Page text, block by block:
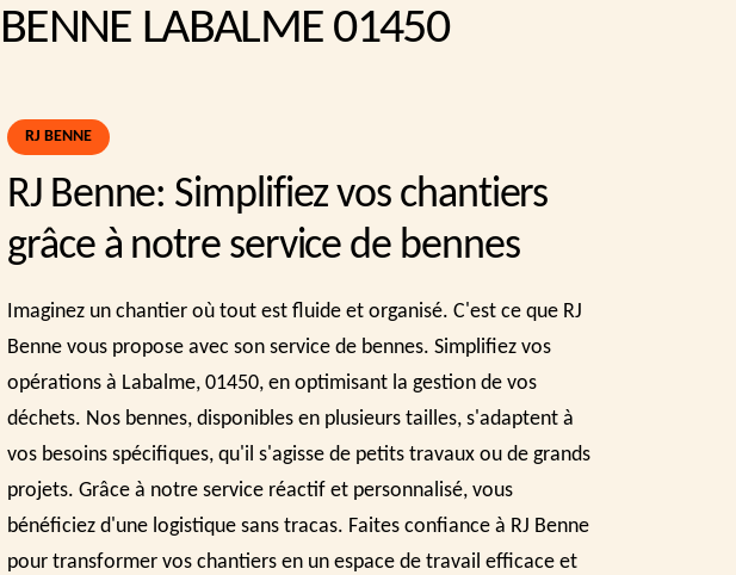
BENNE LABALME 01450
RJ BENNE
RJ Benne: Simplifiez vos chantiers
grâce à notre service de bennes
Imaginez un chantier où tout est fluide et organisé. C'est ce que RJ
Benne vous propose avec son service de bennes. Simplifiez vos
opérations à Labalme, 01450, en optimisant la gestion de vos
déchets. Nos bennes, disponibles en plusieurs tailles, s'adaptent à
vos besoins spécifiques, qu'il s'agisse de petits travaux ou de grands
projets. Grâce à notre service réactif et personnalisé, vous
bénéficiez d'une logistique sans tracas. Faites confiance à RJ Benne
pour transformer vos chantiers en un espace de travail efficace et